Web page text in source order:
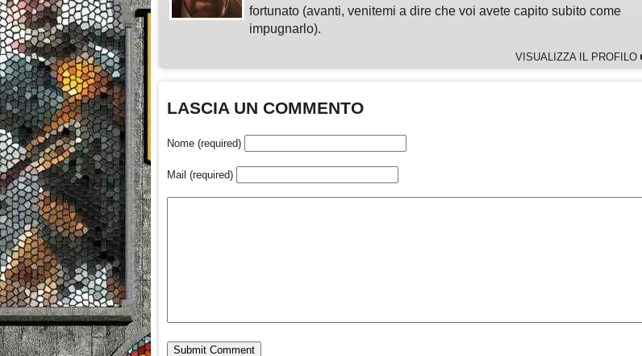
fortunato (avanti, venitemi a dire che voi avete capito subito come
impugnarlo).
VISUALIZZA IL PROFILO
LASCIA UN COMMENTO
Nome (required)
Mail (required)